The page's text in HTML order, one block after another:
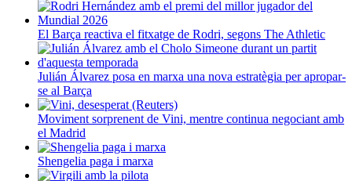
El Barça reactiva el fitxatge de Rodri, segons The Athletic
Julián Álvarez posa en marxa una nova estratègia per apropar-
se al Barça
Moviment sorprenent de Vini, mentre continua negociant amb
el Madrid
Shengelia paga i marxa